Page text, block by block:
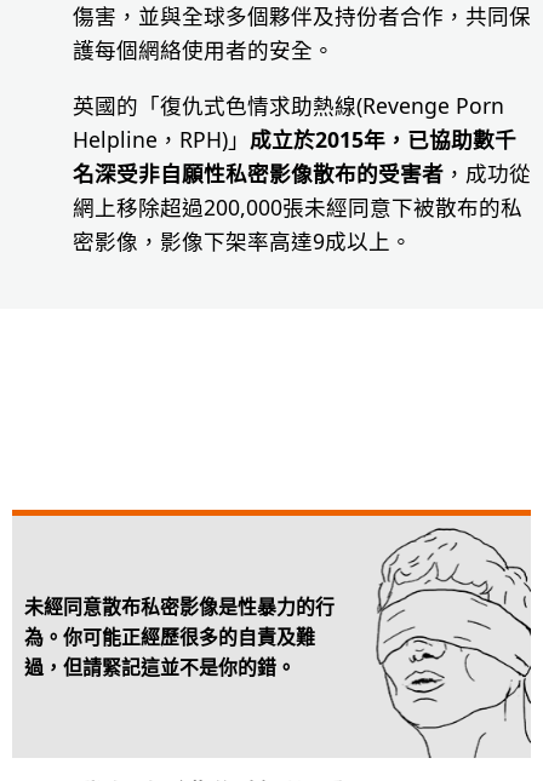
傷害，並與全球多個夥伴及持份者合作，共同保
護每個網絡使用者的安全。
英國的「復仇式色情求助熱線(Revenge Porn
Helpline，RPH)」 成立於2015年，已協助數千
名深受非自願性私密影像散布的受害者 ，成功從
網上移除超過200,000張未經同意下被散布的私
密影像，影像下架率高達9成以上。
未經同意散布私密影像是性暴力的行
為。你可能正經歷很多的自責及難
過，但請緊記這並不是你的錯。